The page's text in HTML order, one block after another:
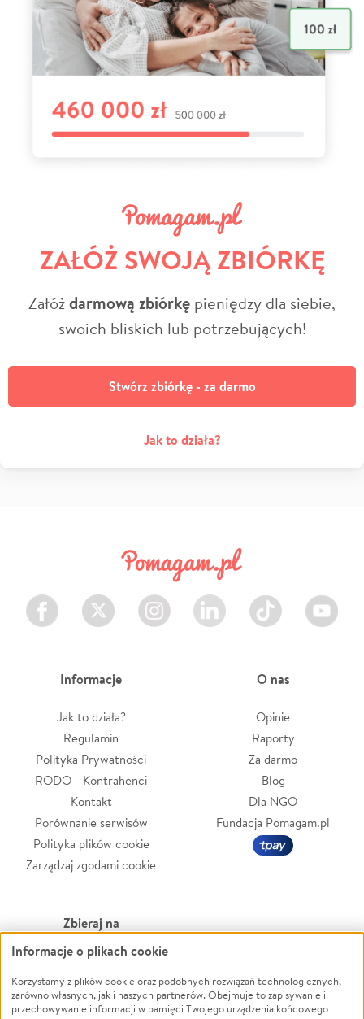
ZAŁÓŻ SWOJĄ ZBIÓRKĘ
Załóżdarmową zbiórkę pieniędzy dla siebie,
swoich bliskich lub potrzebujących!
Stwórz zbiórkę - za darmo
Jak to działa?
Facebook Twitter Instagram LinkedIn TikTok Youtube
Informacje
Jak to działa?
Regulamin
Polityka Prywatności
RODO - Kontrahenci
Kontakt
Porównanie serwisów
Polityka plików cookie
Zarządzaj zgodami cookie
O nas
Opinie
Raporty
Za darmo
Blog
Dla NGO
Fundacja Pomagam.pl
Zbieraj na
Leczenie
Zwierzęta
Pożar
Powódź
Wichura
Informacje o plikach cookie
Korzystamy z plików cookie oraz podobnych rozwiązań technologicznych,
zarówno własnych, jak i naszych partnerów. Obejmuje to zapisywanie i
przechowywanie informacji w pamięci Twojego urządzenia końcowego